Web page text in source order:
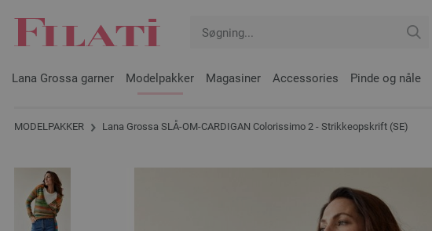
Lana Grossa garner Modelpakker Magasiner Accessories Pinde og nåle
MODELPAKKER Lana Grossa SLÅ-OM-CARDIGAN Colorissimo 2 - Strikkeopskrift (SE)